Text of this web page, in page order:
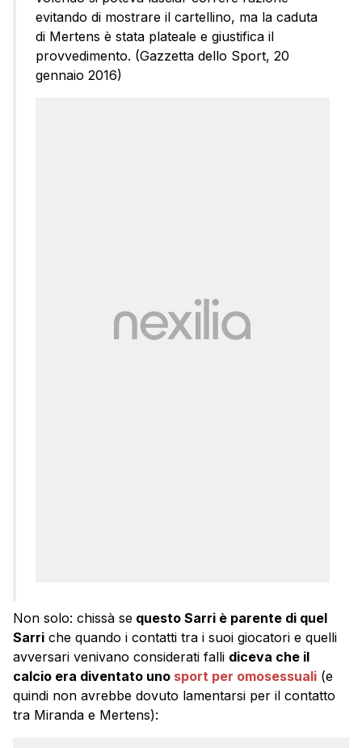
evitando di mostrare il cartellino, ma la caduta
di Mertens è stata plateale e giustifica il
provvedimento. (Gazzetta dello Sport, 20
gennaio 2016)
Non solo: chissà se questo Sarri è parente di quel
Sarri che quando i contatti tra i suoi giocatori e quelli
avversari venivano considerati falli diceva che il
calcio era diventato uno sport per omosessuali (e
quindi non avrebbe dovuto lamentarsi per il contatto
tra Miranda e Mertens):